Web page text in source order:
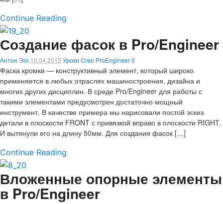
Continue Reading
Создание фасок в Pro/Engineer
Антон Эго 10.04.2015 Уроки Creo ProEngineer0
Фаска кромки — конструктивный элемент, который широко
применяется в любых отраслях машиностроения, дизайна и
многих других дисциплин. В среде Pro/Engineer для работы с
такими элементами предусмотрен достаточно мощный
инструмент. В качестве примера мы нарисовали постой эскиз
детали в плоскости FRONT с привязкой вправо в плоскости RIGHT.
И вытянули его на длину 50мм. Для создания фасок […]
Continue Reading
Вложенные опорные элементы
в Pro/Engineer